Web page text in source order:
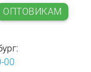
ОПТОВИКАМ
00